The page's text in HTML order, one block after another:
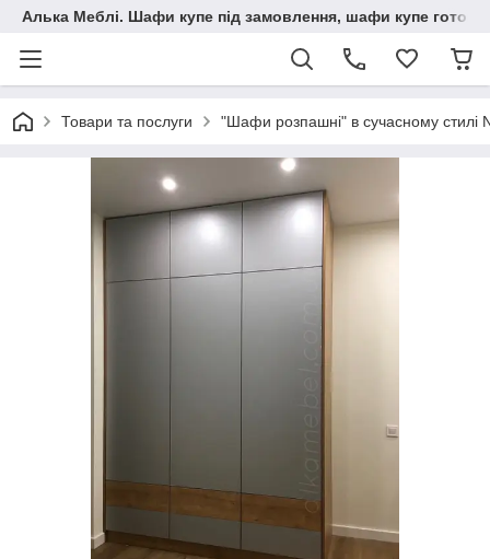
Алька Меблі. Шафи купе під замовлення, шафи купе готові,
Товари та послуги "Шафи розпашні" в сучасному стилі